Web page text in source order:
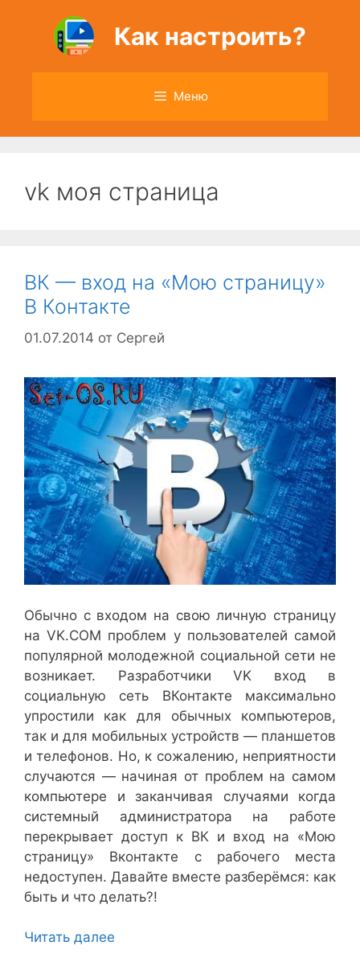
содержимому
Как настроить?
Меню
vk моя страница
ВК — вход на «Мою страницу»
В Контакте
01.07.2014 от Сергей
Обычно с входом на свою личную страницу
на VK.COM проблем у пользователей самой
популярной молодежной социальной сети не
возникает. Разработчики VK вход в
социальную сеть ВКонтакте максимально
упростили как для обычных компьютеров,
так и для мобильных устройств — планшетов
и телефонов. Но, к сожалению, неприятности
случаются — начиная от проблем на самом
компьютере и заканчивая случаями когда
системный администратора на работе
перекрывает доступ к ВК и вход на «Мою
страницу» Вконтакте с рабочего места
недоступен. Давайте вместе разберёмся: как
быть и что делать?!
Читать далее